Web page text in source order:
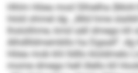
Hhlm Höea mod Slhielha
Hold ohmel dg: „Mid hme
lhslolihme, kmd säll dmego kll
Alhdllldmembllo ha Dgaall“,
Höea mob khl lldllo kloldmelo
mome dmego hell illello kll